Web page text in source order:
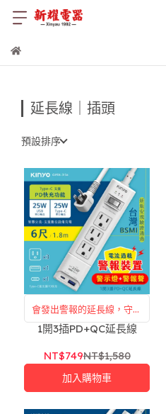
延長線｜插頭
預設排序
會發出警報的延長線，守護
每一次用電
1開3插PD+QC延長線
NT$749NT$1,580
加入購物車